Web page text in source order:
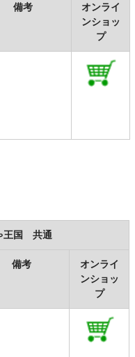
備考
オンライ
ンショッ
プ
王国 共通
備考
オンライ
ンショッ
プ